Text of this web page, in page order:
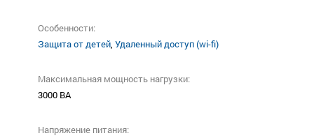
Особенности:
Защита от детей Удаленный доступ (wi-fi)
Максимальная мощность нагрузки:
3000 ВА
Напряжение питания: